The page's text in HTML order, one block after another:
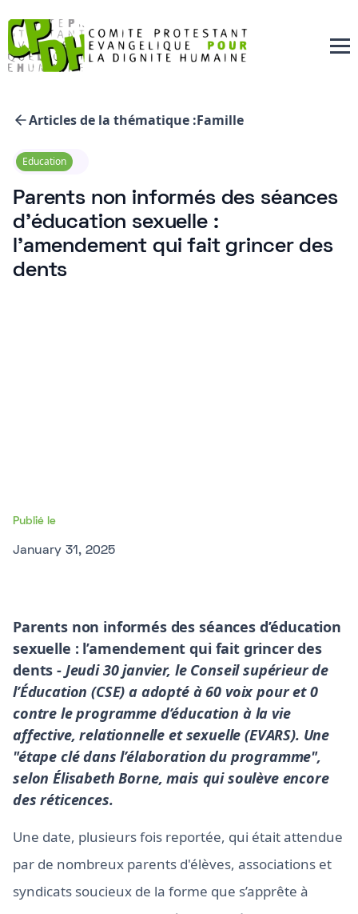
Articles de la thématique :Famille
Education
Parents non informés des séances
d’éducation sexuelle :
l’amendement qui fait grincer des
dents
Publié le
January 31, 2025
Parents non informés des séances d’éducation
sexuelle : l’amendement qui fait grincer des
dents - Jeudi 30 janvier, le Conseil supérieur de
l’Éducation (CSE) a adopté à 60 voix pour et 0
contre le programme d’éducation à la vie
affective, relationnelle et sexuelle (EVARS). Une
"étape clé dans l’élaboration du programme",
selon Élisabeth Borne, mais qui soulève encore
des réticences.
Une date, plusieurs fois reportée, qui était attendue
par de nombreux parents d'élèves, associations et
syndicats soucieux de la forme que s’apprête à